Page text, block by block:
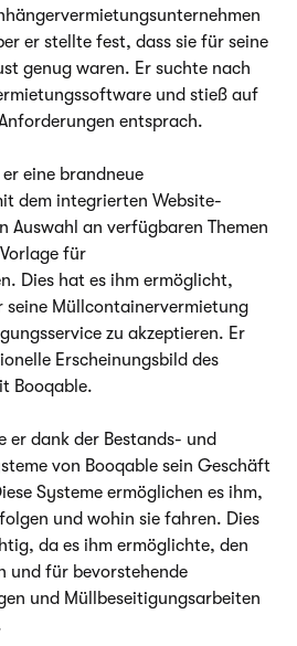
er stellte fest, dass sie für seine
genug waren. Er suchte nach
und stieß auf
entsprach.
eine brandneue
dem integrierten Website-
Auswahl an verfügbaren Themen
für
Dies hat es ihm ermöglicht,
Müllcontainervermietung
zu akzeptieren. Er
Erscheinungsbild des
Booqable.
er dank der Bestands- und
von Booqable sein Geschäft
Systeme ermöglichen es ihm,
und wohin sie fahren. Dies
da es ihm ermöglichte, den
und für bevorstehende
und Müllbeseitigungsarbeiten